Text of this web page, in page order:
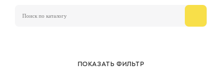
ПОКАЗАТЬ ФИЛЬТР